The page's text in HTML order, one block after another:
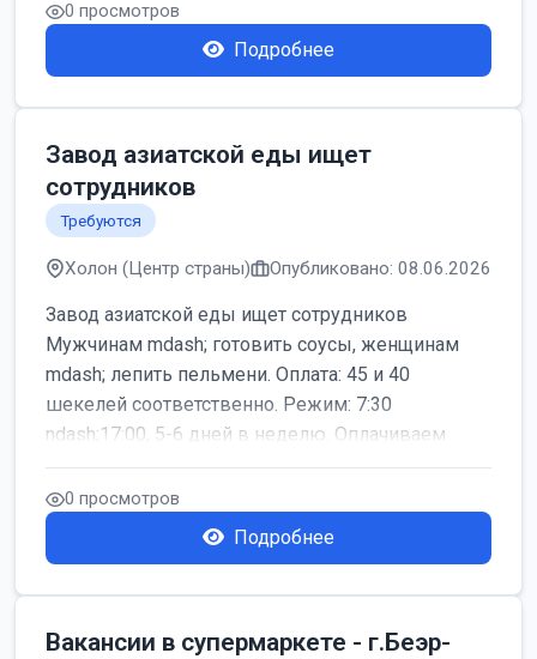
0 просмотров
Подробнее
Завод азиатской еды ищет
сотрудников
Требуются
Холон (Центр страны) Опубликовано: 08.06.2026
Завод азиатской еды ищет сотрудников
Мужчинам mdash; готовить соусы, женщинам
mdash; лепить пельмени. Оплата: 45 и 40
шекелей соответственно. Режим: 7:30
ndash;17:00, 5-6 дней в неделю. Оплачиваем
дор...
0 просмотров
Подробнее
Вакансии в супермаркете - г.Беэр-